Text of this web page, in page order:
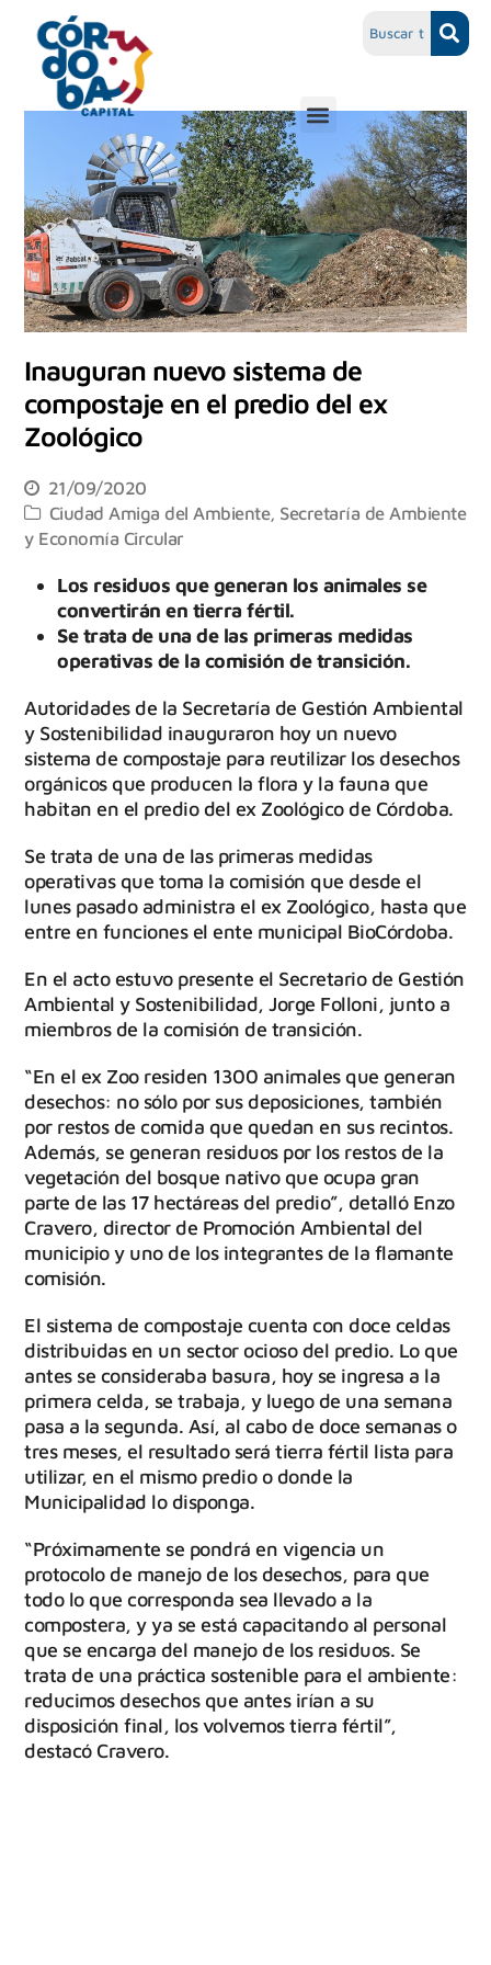
Inauguran nuevo sistema de
compostaje en el predio del ex
Zoológico
21/09/2020
Ciudad Amiga del Ambiente, Secretaría de Ambiente
y Economía Circular
Los residuos que generan los animales se
convertirán en tierra fértil.
Se trata de una de las primeras medidas
operativas de la comisión de transición.
Autoridades de la Secretaría de Gestión Ambiental
y Sostenibilidad inauguraron hoy un nuevo
sistema de compostaje para reutilizar los desechos
orgánicos que producen la flora y la fauna que
habitan en el predio del ex Zoológico de Córdoba.
Se trata de una de las primeras medidas
operativas que toma la comisión que desde el
lunes pasado administra el ex Zoológico, hasta que
entre en funciones el ente municipal BioCórdoba.
En el acto estuvo presente el Secretario de Gestión
Ambiental y Sostenibilidad, Jorge Folloni, junto a
miembros de la comisión de transición.
“En el ex Zoo residen 1300 animales que generan
desechos: no sólo por sus deposiciones, también
por restos de comida que quedan en sus recintos.
Además, se generan residuos por los restos de la
vegetación del bosque nativo que ocupa gran
parte de las 17 hectáreas del predio”, detalló Enzo
Cravero, director de Promoción Ambiental del
municipio y uno de los integrantes de la flamante
comisión.
El sistema de compostaje cuenta con doce celdas
distribuidas en un sector ocioso del predio. Lo que
antes se consideraba basura, hoy se ingresa a la
primera celda, se trabaja, y luego de una semana
pasa a la segunda. Así, al cabo de doce semanas o
tres meses, el resultado será tierra fértil lista para
utilizar, en el mismo predio o donde la
Municipalidad lo disponga.
“Próximamente se pondrá en vigencia un
protocolo de manejo de los desechos, para que
todo lo que corresponda sea llevado a la
compostera, y ya se está capacitando al personal
que se encarga del manejo de los residuos. Se
trata de una práctica sostenible para el ambiente:
reducimos desechos que antes irían a su
disposición final, los volvemos tierra fértil”,
destacó Cravero.